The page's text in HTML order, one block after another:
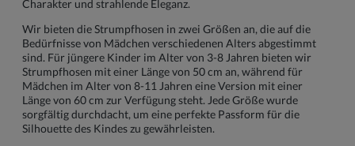
Charakter und strahlende Eleganz.
Wir bieten die Strumpfhosen in zwei Größen an, die auf die
Bedürfnisse von Mädchen verschiedenen Alters abgestimmt
sind. Für jüngere Kinder im Alter von 3-8 Jahren bieten wir
Strumpfhosen mit einer Länge von 50 cm an, während für
Mädchen im Alter von 8-11 Jahren eine Version mit einer
Länge von 60 cm zur Verfügung steht. Jede Größe wurde
sorgfältig durchdacht, um eine perfekte Passform für die
Silhouette des Kindes zu gewährleisten.